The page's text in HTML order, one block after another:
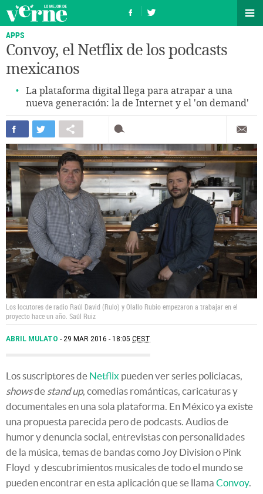
APPS
Convoy, el Netflix de los podcasts
mexicanos
La plataforma digital llega para atrapar a una
nueva generación: la de Internet y el 'on demand'
Los locutores de radio Raúl David (Rulo) y Olallo Rubio empezaron a trabajar en el
proyecto hace un año. Saúl Ruiz
ABRIL MULATO 29 MAR 2016 - 18:05 CEST
Los suscriptores de Netflix pueden ver series policiacas,
showsde stand up, comedias románticas, caricaturas y
documentales en una sola plataforma. En México ya existe
una propuesta parecida pero de podcasts. Audios de
humor y denuncia social, entrevistas con personalidades
de la música, temas de bandas como Joy Division o Pink
Floyd y descubrimientos musicales de todo el mundo se
pueden encontrar en esta aplicación que se llama Convoy.